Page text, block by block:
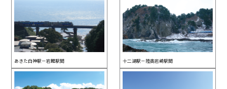
あきた白神駅－岩館駅間 十二湖駅－陸奥岩崎駅間